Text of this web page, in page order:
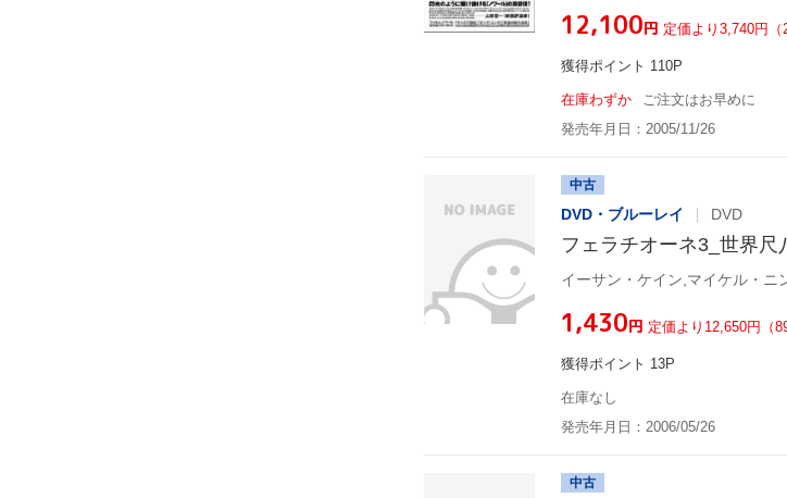
¥12,100円 定価より3,740円（
獲得ポイント 110P
在庫わずか
ご注文はお早めに
発売年月日：2005/11/26
中古
DVD・ブルーレイ DVD
フェラチオーネ3_世界尺
¥1,430円 定価より12,650円（
獲得ポイント 13P
在庫なし
発売年月日：2006/05/26
中古